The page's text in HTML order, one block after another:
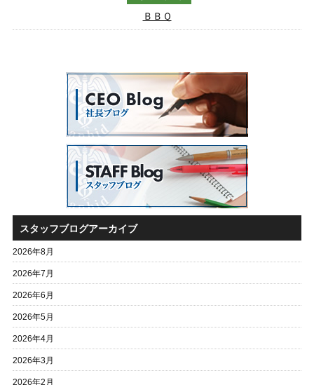
ＢＢＱ
スタッフブログアーカイブ
2026年8月
2026年7月
2026年6月
2026年5月
2026年4月
2026年3月
2026年2月